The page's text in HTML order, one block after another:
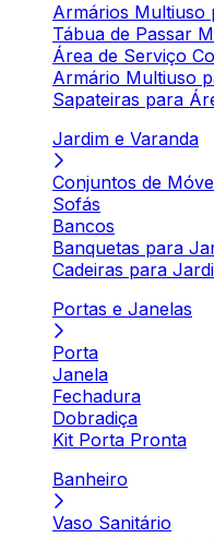
Armários Multiuso
Tábua de Passar
Área de Serviço
Armário Multiuso
Sapateiras para
Jardim e Varanda
Conjuntos de
Sofás
Bancos
Banquetas para
Cadeiras para
Portas e Janelas
Porta
Janela
Fechadura
Dobradiça
Kit Porta Pronta
Banheiro
Vaso Sanitário